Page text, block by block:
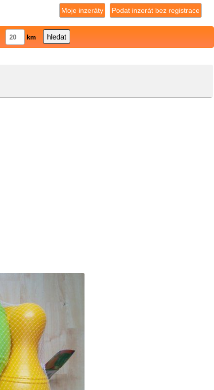
Podat inzerát bez registrace
Moje inzeráty
km